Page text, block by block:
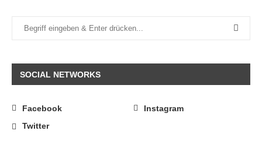
SOCIAL NETWORKS
Facebook
Instagram
Twitter